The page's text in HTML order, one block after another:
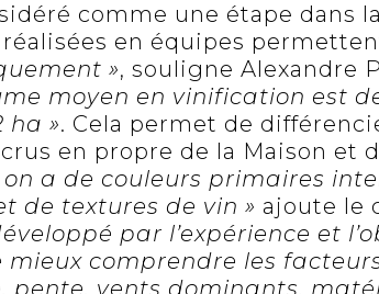
comme une étape dans
en équipes
», souligne Alexandre
moyen en vinification est
ha ». Cela permet de
en propre de la Maison et
on a de couleurs primaires
de textures de vin » ajoute le
par l’expérience et
mieux comprendre les
pente, vents dominants,